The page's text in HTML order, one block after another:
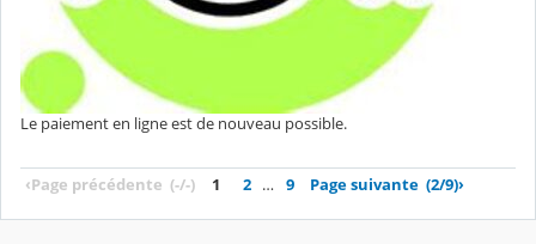
Le paiement en ligne est de nouveau possible.
‹Page précédente (-/-) 1 2 … 9 Page suivante (2/9)›